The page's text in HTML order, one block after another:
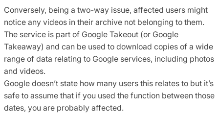
Conversely, being a two-way issue, affected users might
notice any videos in their archive not belonging to them.
The service is part of Google Takeout (or Google
Takeaway) and can be used to download copies of a wide
range of data relating to Google services, including photos
and videos.
Google doesn’t state how many users this relates to but it’s
safe to assume that if you used the function between those
dates, you are probably affected.